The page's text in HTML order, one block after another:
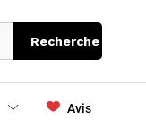
Recherche
Avis